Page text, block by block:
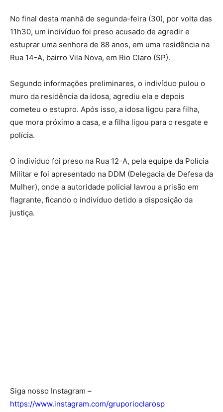
No final desta manhã de segunda-feira (30), por volta das
11h30, um indivíduo foi preso acusado de agredir e
estuprar uma senhora de 88 anos, em uma residência na
Rua 14-A, bairro Vila Nova, em Rio Claro (SP).
Segundo informações preliminares, o indivíduo pulou o
muro da residência da idosa, agrediu ela e depois
cometeu o estupro. Após isso, a idosa ligou para filha,
que mora próximo a casa, e a filha ligou para o resgate e
polícia.
O indivíduo foi preso na Rua 12-A, pela equipe da Polícia
Militar e foi apresentado na DDM (Delegacia de Defesa da
Mulher), onde a autoridade policial lavrou a prisão em
flagrante, ficando o indivíduo detido a disposição da
justiça.
Siga nosso Instagram –
https://www.instagram.com/gruporioclarosp